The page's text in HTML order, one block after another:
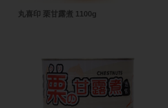
丸喜印 栗甘露煮 1100g